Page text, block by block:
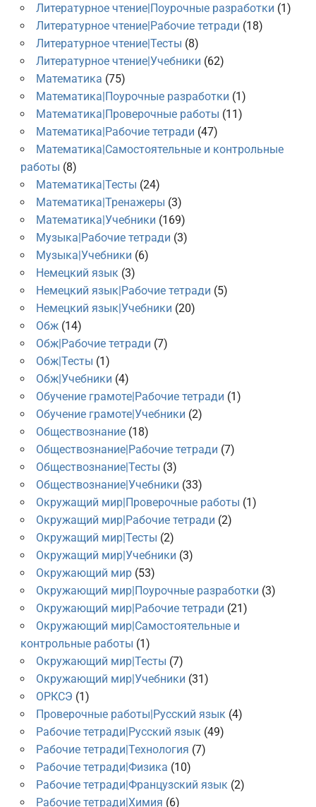
Литературное чтение|Поурочные разработки (1)
Литературное чтение|Рабочие тетради (18)
Литературное чтение|Тесты (8)
Литературное чтение|Учебники (62)
Математика (75)
Математика|Поурочные разработки (1)
Математика|Проверочные работы (11)
Математика|Рабочие тетради (47)
Математика|Самостоятельные и контрольные
работы (8)
Математика|Тесты (24)
Математика|Тренажеры (3)
Математика|Учебники (169)
Музыка|Рабочие тетради (3)
Музыка|Учебники (6)
Немецкий язык(3)
Немецкий язык|Рабочие тетради (5)
Немецкий язык|Учебники (20)
Обж(14)
Обж|Рабочие тетради (7)
Обж|Тесты (1)
Обж|Учебники (4)
Обучение грамоте|Рабочие тетради (1)
Обучение грамоте|Учебники (2)
Обществознание(18)
Обществознание|Рабочие тетради (7)
Обществознание|Тесты (3)
Обществознание|Учебники (33)
Окружащий мир|Проверочные работы (1)
Окружащий мир|Рабочие тетради (2)
Окружащий мир|Тесты (2)
Окружащий мир|Учебники (3)
Окружающий мир(53)
Окружающий мир|Поурочные разработки (3)
Окружающий мир|Рабочие тетради (21)
Окружающий мир|Самостоятельные и
контрольные работы (1)
Окружающий мир|Тесты (7)
Окружающий мир|Учебники (31)
ОРКСЭ (1)
Проверочные работы|Русский язык(4)
Рабочие тетради|Русский язык(49)
Рабочие тетради|Технология (7)
Рабочие тетради|Физика (10)
Рабочие тетради|Французский язык(2)
Рабочие тетради|Химия (6)